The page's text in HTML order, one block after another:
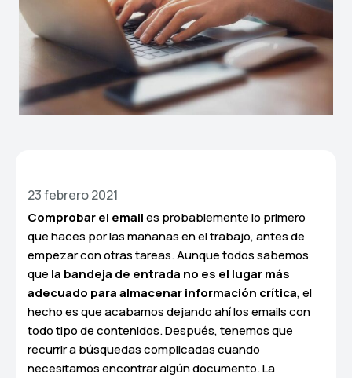
23 febrero 2021
Comprobar el emailes probablemente lo primero
que haces por las mañanas en el trabajo, antes de
empezar con otras tareas. Aunque todos sabemos
que la bandeja de entrada no es el lugar más
adecuado para almacenar información crítica, el
hecho es que acabamos dejando ahí los emails con
todo tipo de contenidos. Después, tenemos que
recurrir a búsquedas complicadas cuando
necesitamos encontrar algún documento. La